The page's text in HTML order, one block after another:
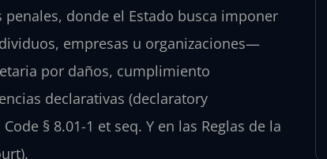
donde el Estado busca imponer
empresas u organizaciones—
por daños, cumplimiento
declarativas (declaratory
§ 8.01-1 et seq. Y en las Reglas de la